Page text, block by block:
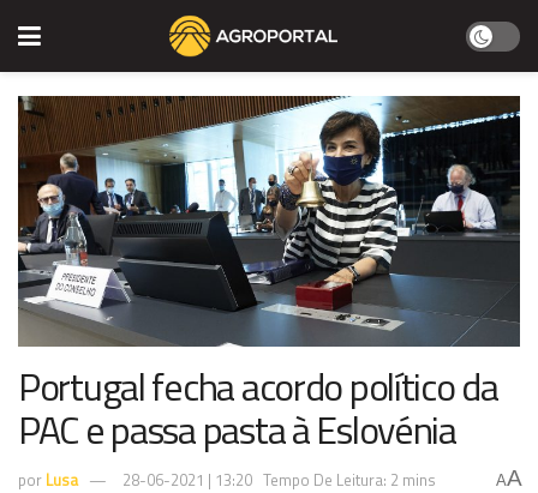
Portugal fecha acordo político da
PAC e passa pasta à Eslovénia
por Lusa 28-06-2021 | 13:20 Tempo De Leitura: 2 mins AA